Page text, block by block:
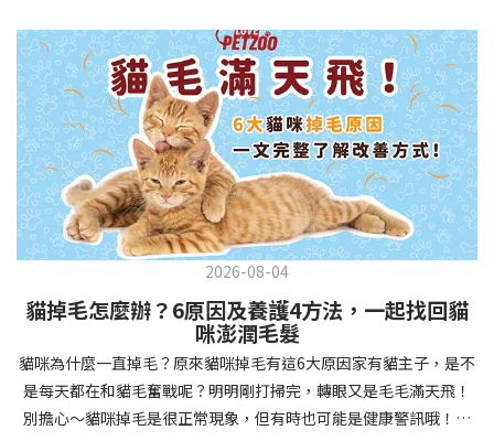
相處中獲得回報狗狗訓練指南，六步驟培養幼犬開始幼犬訓練時，
系統性的方法能帶來最佳效果。從信任建立到習慣養成，每個階段
都至關重要，缺一不可。良好的訓練應循序漸進，把握幼犬成長敏
感期，以積極正向的方式引導。遵循這六個步驟，即使是第一次養
狗的新手，也能輕鬆將調皮的小狗訓練成聽話的好夥伴！建立信任
基礎 幼犬訓練的第一步不是教指令，而是建立信任。剛到新家的幼
犬可能感到緊張不安，給予適當空間適應環境很重要。用溫柔的聲
音交談，提供安全舒適的窩，維持規律的餵食和如廁時間，讓幼犬
感到安心。輕輕撫摸、溫柔擁抱，每天安排固定玩耍時間，這些都
任你後，可開始教導基本指令。從簡單的「坐下」開始，再逐步學
習「趴下」、「等待」和「過來」。每次訓練保持在5-10分鐘內，
避免幼犬注意力分散。使用清晰一致的口令和手勢，成功時立即給
予獎勵和讚美。記住，重複是學習的關鍵，每天多次短時間練習效
果最佳。調整日常行為除了基本指令，幼犬還需學習生活禮儀。如
若超過 24 小時沒改善，建議就醫。血便（帶血絲或黑色糞便） 👉
可能是嚴重腸胃問題，應立即帶去獸醫院！想知道貓咪拉肚子的真
正原因，只要透過 5 個簡單步驟，就能判斷問題嚴重性，決定是否
需要就醫！接下來我們一起來看看該怎麼做吧！🐾 貓咪拉肚子怎麼
辦？5步驟判斷貓咪拉肚子是否需要馬上看醫生貓咪拉肚子的因素與
許多原因有關，更換食物、誤食異物或不乾淨的東西、寄生蟲、其
他疾病。 5 步驟判斷貓咪拉肚子原因，要不要看醫生？當貓咪拉肚
子時，不用慌張！透過以下 5 個步驟，就能快速判斷原因，並決定
是否需要帶去獸醫院。📌 貓咪拉肚子判斷步驟1：觀察糞便的狀態：
糞便質地是關鍵！不同形態代表不同的腸胃狀況📌 貓咪拉肚子判斷
步驟2：回想最近的飲食變化：有沒有突然換飼料或罐頭？ 有沒有吃
到新零食或人類食物？ 是否誤食異物？📌 貓咪拉肚子判斷步驟3：
確認環境與生活作息：最近是否搬家、換貓砂、新成員加入？ 天氣
是否有變化？ 飼主是否長時間外出？📌 貓咪拉肚子判斷步驟4：觀
察貓咪的精神與食慾：貓咪精神好嗎？、食慾是否正常？，可先觀
2026-08-04
貓掉毛怎麼辦？6原因及養護4方法，一起找回貓
咪澎潤毛髮
貓咪為什麼一直掉毛？原來貓咪掉毛有這6大原因家有貓主子，是不
是每天都在和貓毛奮戰呢？明明剛打掃完，轉眼又是毛毛滿天飛！
別擔心～貓咪掉毛是很正常現象，但有時也可能是健康警訊哦！以